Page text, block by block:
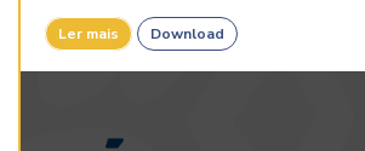
Ler mais Download